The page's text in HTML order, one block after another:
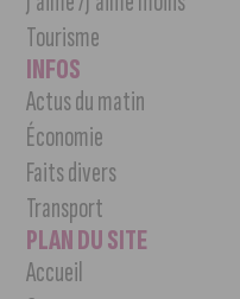
Tourisme
INFOS
Actus du matin
Économie
Faits divers
Transport
PLAN DU SITE
Accueil